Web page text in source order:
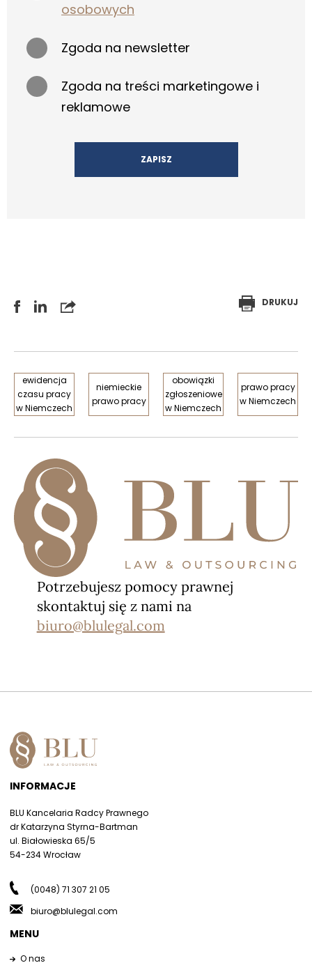
osobowych
Zgoda na newsletter
Zgoda na treści marketingowe i
reklamowe
DRUKUJ
ewidencja
czasu pracy
w Niemczech
niemieckie
prawo pracy
obowiązki
zgłoszeniowe
w Niemczech
prawo pracy
w Niemczech
Potrzebujesz pomocy prawnej
skontaktuj się z nami na
biuro@blulegal.com
INFORMACJE
BLU Kancelaria Radcy Prawnego
dr Katarzyna Styrna-Bartman
ul. Białowieska 65/5
54-234 Wrocław
(0048) 71 307 21 05
biuro@blulegal.com
MENU
O nas